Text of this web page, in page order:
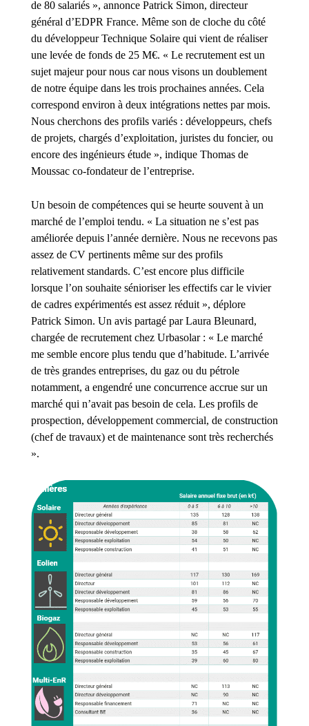
de 80 salariés », annonce Patrick Simon, directeur
général d’EDPR France. Même son de cloche du côté
du développeur Technique Solaire qui vient de réaliser
une levée de fonds de 25 M€. « Le recrutement est un
sujet majeur pour nous car nous visons un doublement
de notre équipe dans les trois prochaines années. Cela
correspond environ à deux intégrations nettes par mois.
Nous cherchons des profils variés : développeurs, chefs
de projets, chargés d’exploitation, juristes du foncier, ou
encore des ingénieurs étude », indique Thomas de
Moussac co-fondateur de l’entreprise.
Un besoin de compétences qui se heurte souvent à un
marché de l’emploi tendu. « La situation ne s’est pas
améliorée depuis l’année dernière. Nous ne recevons pas
assez de CV pertinents même sur des profils
relativement standards. C’est encore plus difficile
lorsque l’on souhaite sénioriser les effectifs car le vivier
de cadres expérimentés est assez réduit », déplore
Patrick Simon. Un avis partagé par Laura Bleunard,
chargée de recrutement chez Urbasolar : « Le marché
me semble encore plus tendu que d’habitude. L’arrivée
de très grandes entreprises, du gaz ou du pétrole
notamment, a engendré une concurrence accrue sur un
marché qui n’avait pas besoin de cela. Les profils de
prospection, développement commercial, de construction
(chef de travaux) et de maintenance sont très recherchés
».